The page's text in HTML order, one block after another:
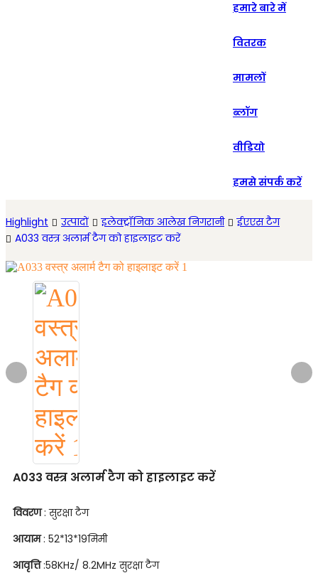
हमारे बारे में
वितरक
मामलों
ब्लॉग
वीडियो
हमसे संपर्क करें
Highlight उत्पादों इलेक्ट्रॉनिक आलेख निगरानी
ईएएस टैग
A033 वस्त्र अलार्म टैग को हाइलाइट करें
A033 वस्त्र अलार्म टैग को हाइलाइट करें
विवरण: सुरक्षा टैग
आयाम: 52*13*19मिमी
आवृत्ति:58KHz/ 8.2MHz सुरक्षा टैग